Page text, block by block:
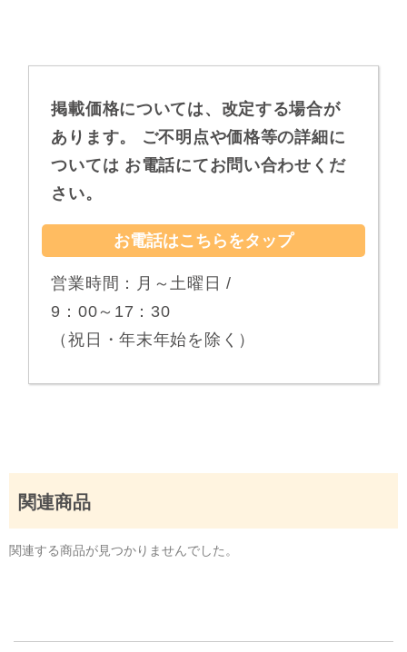
掲載価格については、改定する場合が
あります。
ご不明点や価格等の詳細に
ついては お電話にてお問い合わせくだ
さい。
お電話はこちらをタップ
営業時間：月～土曜日 /
9：00～17：30
（祝日・年末年始を除く）
関連商品
関連する商品が見つかりませんでした。